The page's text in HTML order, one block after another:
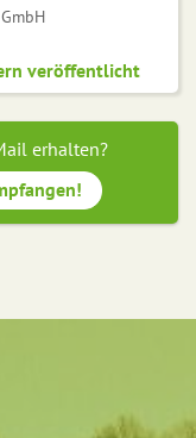
veröffentlicht
erhalten?